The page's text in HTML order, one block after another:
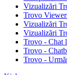
Vizualizări
Trovo
Vizualizări
Vizualizări
Trovo - Chat
Trovo -
Trovo -